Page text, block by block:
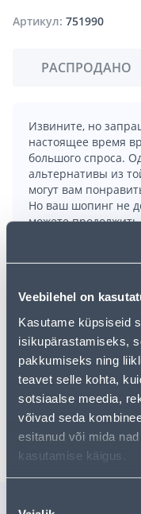
Veebilehel on
Kasutame küpsiseid
isikupärastamiseks,
pakkumiseks ning
teavet selle kohta,
sotsiaalse meedia,
võivad seda
esitanud või mida
kasutamise käigus.
Артикул: 751990
РАСПРОДАНО
Извините, но
настоящее время
большого спроса.
альтернативы из
могут вам
Но ваш шопинг не
можете
функцию поиска,
варианты. Удачных
• Portselanist kauss.
• Mõõt 15 cm.
• Värv: sinine.
• 14-päevane
Доставка